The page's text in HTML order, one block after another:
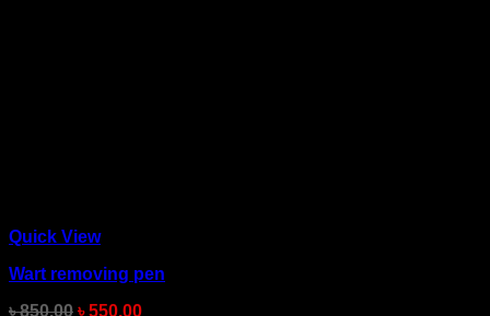
Quick View
Wart removing pen
৳850.00 ৳550.00